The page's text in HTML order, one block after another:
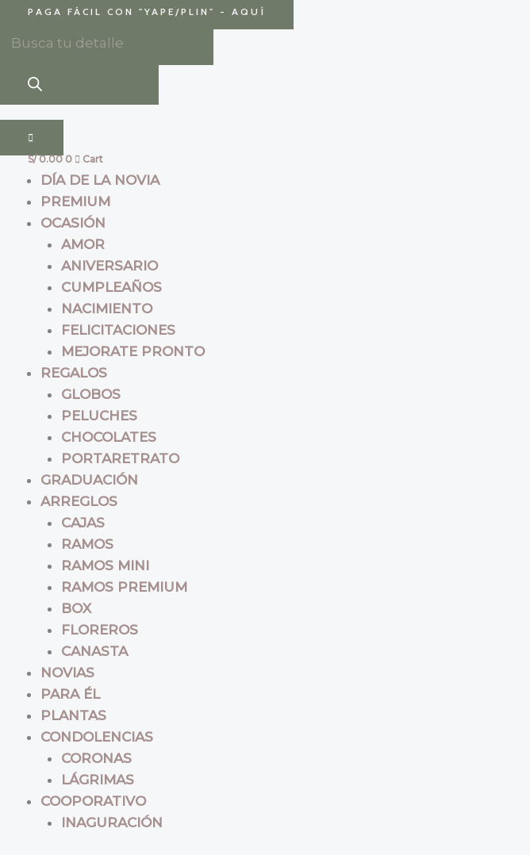
contenido
PAGA FÁCIL CON "YAPE/PLIN" - AQUÍ
Búsqueda
productos
S/0.00 0 Cart
DÍA DE LA NOVIA
PREMIUM
OCASIÓN
AMOR
ANIVERSARIO
CUMPLEAÑOS
NACIMIENTO
FELICITACIONES
MEJORATE PRONTO
REGALOS
GLOBOS
PELUCHES
CHOCOLATES
PORTARETRATO
GRADUACIÓN
ARREGLOS
CAJAS
RAMOS
RAMOS MINI
RAMOS PREMIUM
BOX
FLOREROS
CANASTA
NOVIAS
PARA ÉL
PLANTAS
CONDOLENCIAS
CORONAS
LÁGRIMAS
COOPORATIVO
INAGURACIÓN
Búsqueda
productos